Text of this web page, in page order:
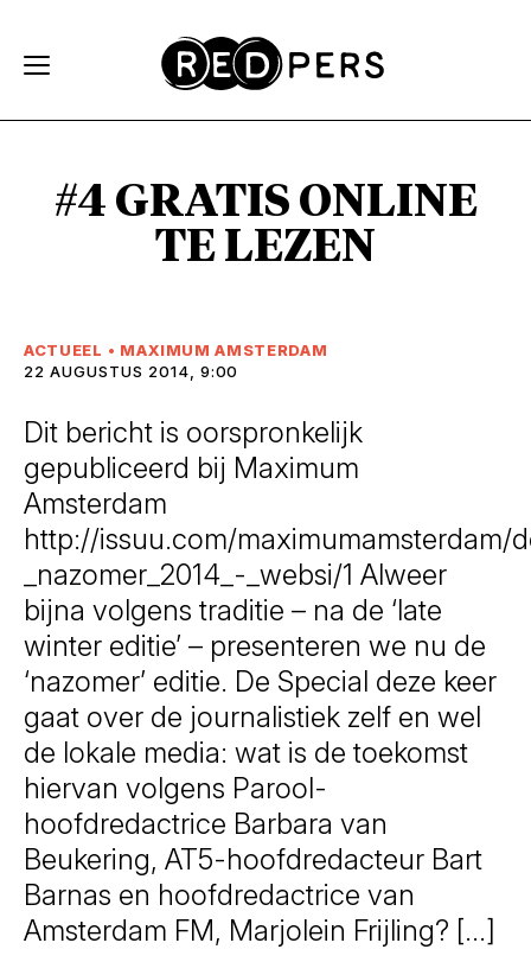
#4 GRATIS ONLINE
TE LEZEN
ACTUEEL • MAXIMUM AMSTERDAM
22 AUGUSTUS 2014, 9:00
Dit bericht is oorspronkelijk
gepubliceerd bij Maximum
Amsterdam
http://issuu.com/maximumamsterdam/
_nazomer_2014_-_websi/1 Alweer
bijna volgens traditie – na de ‘late
winter editie’ – presenteren we nu de
‘nazomer’ editie. De Special deze keer
gaat over de journalistiek zelf en wel
de lokale media: wat is de toekomst
hiervan volgens Parool-
hoofdredactrice Barbara van
Beukering, AT5-hoofdredacteur Bart
Barnas en hoofdredactrice van
Amsterdam FM, Marjolein Frijling? […]